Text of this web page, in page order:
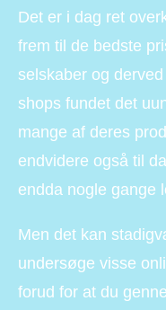
Det er i dag ret
frem til de bedste
selskaber og
shops fundet det
mange af deres
endvidere også til
endda nogle gange
Men det kan
undersøge visse
forud for at du